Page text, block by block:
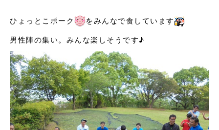
ひょっとこポーク
をみんなで食しています
男性陣の集い。みんな楽しそうです♪